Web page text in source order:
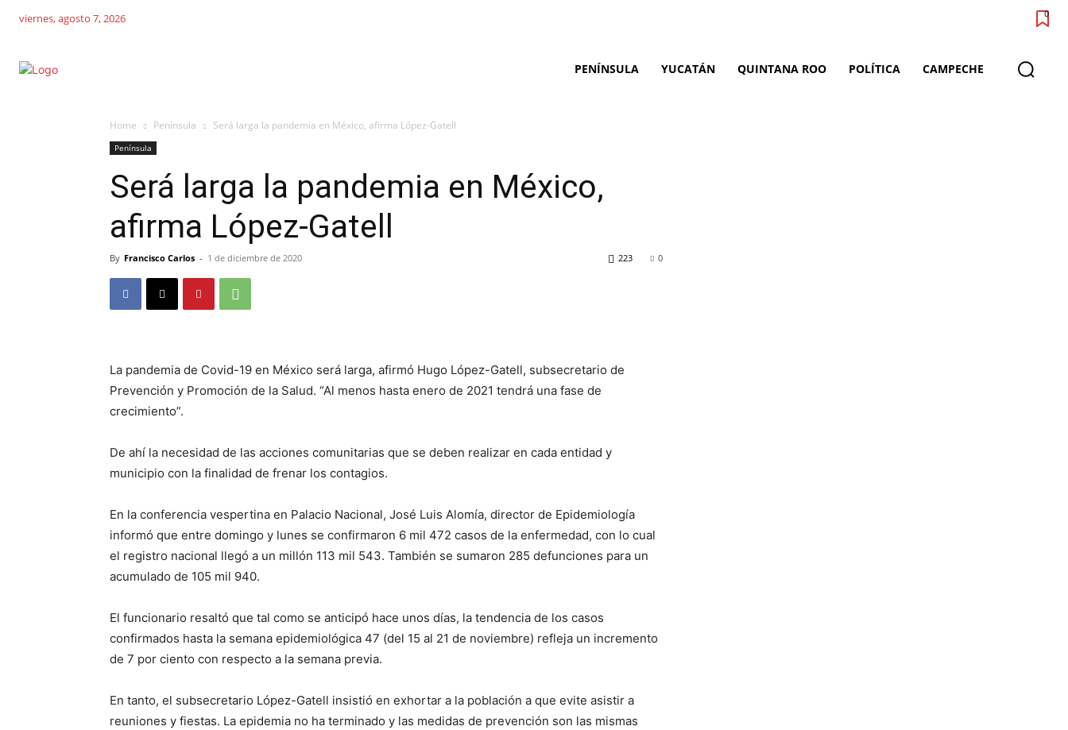
viernes, agosto 7, 2026 0
PENÍNSULA YUCATÁN QUINTANA ROO POLÍTICA CAMPECHE
Home Península Será larga la pandemia en México, afirma López-Gatell
Península
Será larga la pandemia en México,
afirma López-Gatell
By Francisco Carlos - 1 de diciembre de 2020 0
223
La pandemia de Covid-19 en México será larga, afirmó Hugo López-Gatell, subsecretario de
Prevención y Promoción de la Salud. “Al menos hasta enero de 2021 tendrá una fase de
crecimiento”.
De ahí la necesidad de las acciones comunitarias que se deben realizar en cada entidad y
municipio con la finalidad de frenar los contagios.
En la conferencia vespertina en Palacio Nacional, José Luis Alomía, director de Epidemiología
informó que entre domingo y lunes se confirmaron 6 mil 472 casos de la enfermedad, con lo cual
el registro nacional llegó a un millón 113 mil 543. También se sumaron 285 defunciones para un
acumulado de 105 mil 940.
El funcionario resaltó que tal como se anticipó hace unos días, la tendencia de los casos
confirmados hasta la semana epidemiológica 47 (del 15 al 21 de noviembre) refleja un incremento
de 7 por ciento con respecto a la semana previa.
En tanto, el subsecretario López-Gatell insistió en exhortar a la población a que evite asistir a
reuniones y fiestas. La epidemia no ha terminado y las medidas de prevención son las mismas